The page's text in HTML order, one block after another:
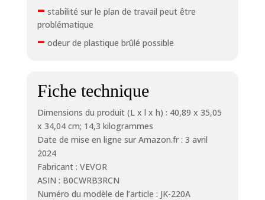
– stabilité sur le plan de travail peut être
problématique
– odeur de plastique brûlé possible
Fiche technique
Dimensions du produit (L x l x h) : 40,89 x 35,05
x 34,04 cm; 14,3 kilogrammes
Date de mise en ligne sur Amazon.fr : 3 avril
2024
Fabricant : VEVOR
ASIN : B0CWRB3RCN
Numéro du modèle de l’article : JK-220A